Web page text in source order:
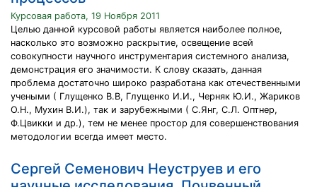
Курсовая работа, 19 Ноября 2011
Целью данной курсовой работы является наиболее полное,
насколько это возможно раскрытие, освещение всей
совокупности научного инструментария системного анализа,
демонстрация его значимости. К слову сказать, данная
проблема достаточно широко разработана как отечественными
учеными ( Глущенко В.В, Глущенко И.И., Черняк Ю.И., Жариков
О.Н., Мухин В.И.), так и зарубежными ( С.Янг, С.Л. Оптнер,
Ф.Цвикки и др.), тем не менее простор для совершенствования
методологии всегда имеет место.
Сергей Семенович Неуструев и его